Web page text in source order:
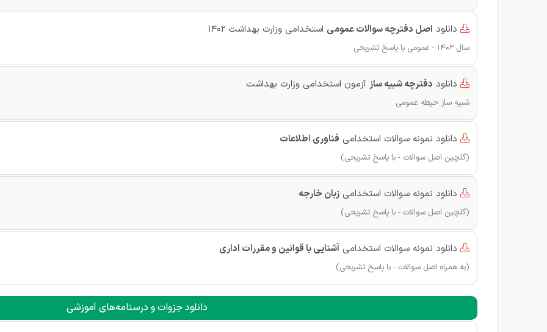
 دانلود اصل دفترچه سوالات عمومی استخدامی وزارت بهداشت ۱۴۰۲
سال‌ 1402 - عمومی با پاسخ تشریحی
 دانلود دفترچه شبیه ساز آزمون استخدامی وزارت بهداشت
شبیه ساز حیطه عمومی
 دانلود نمونه سوالات استخدامی فناوری اطلاعات
(گلچین اصل سوالات - با پاسخ تشریحی)
 دانلود نمونه سوالات استخدامی زبان خارجه
(گلچین اصل سوالات - با پاسخ تشریحی)
 دانلود نمونه سوالات استخدامی آشنایی با قوانین و مقررات اداری
(به همراه اصل سوالات - با پاسخ تشریحی)
دانلود جزوات و درسنامه‌های آموزشی